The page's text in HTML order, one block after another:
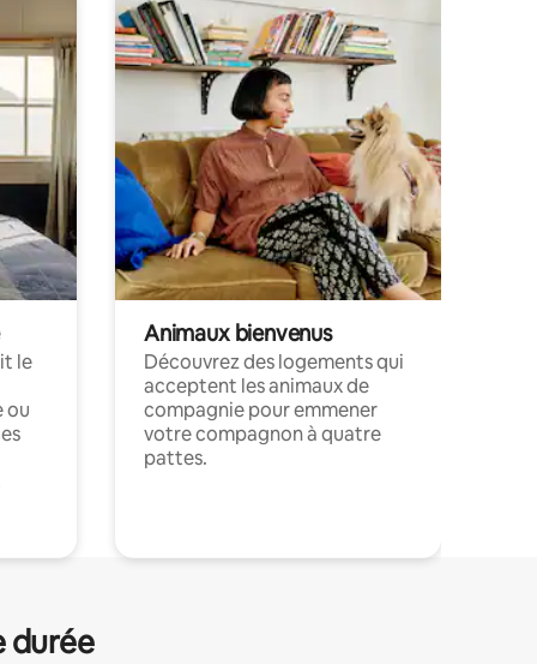
le
ou
Animaux bienvenus
Découvrez des logements qui
acceptent les animaux de
compagnie pour emmener
votre compagnon à quatre
pattes.
durée